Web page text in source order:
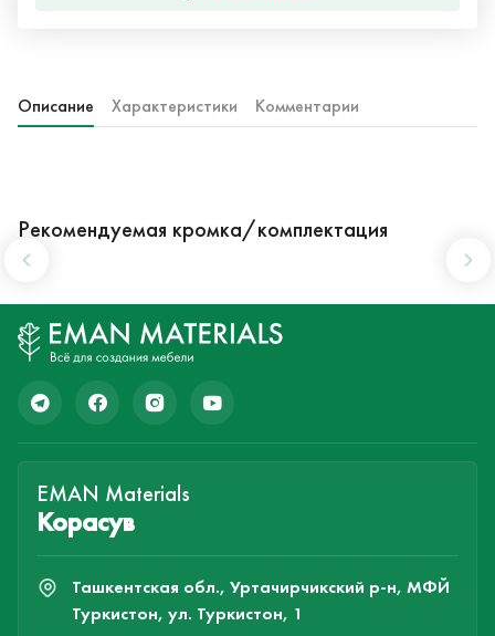
Описание Характеристики Комментарии
Рекомендуемая кромка/комплектация
EMAN Materials
Корасув
Ташкентская обл., Уртачирчикский р-н, МФЙ
Туркистон, ул. Туркистон, 1